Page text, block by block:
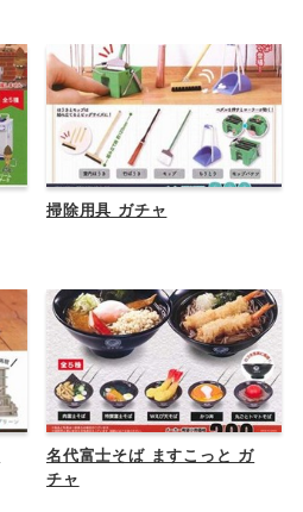
掃除用具 ガチャ
名代富士そば ますこっと ガ
チャ